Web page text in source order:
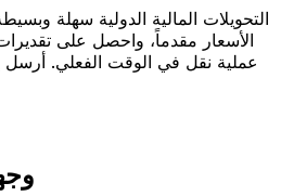
الأسعار مقدماً، واحصل على